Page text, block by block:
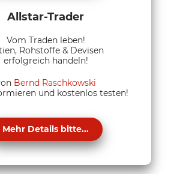
Allstar-Trader
Vom Traden leben!
Rohstoffe & Devisen
erfolgreich handeln!
Bernd Raschkowski
und kostenlos testen!
Mehr Details bitte...